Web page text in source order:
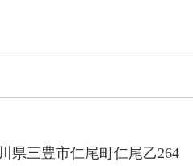
県三豊市仁尾町仁尾乙264